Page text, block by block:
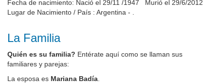
Fecha de nacimiento: Nació el 29/11 /1947 Murió el 29/6/2012
Lugar de Nacimiento / País : Argentina - .
La Familia
Quién es su familia? Entérate aquí como se llaman sus
familiares y parejas:
La esposa es Mariana Badía